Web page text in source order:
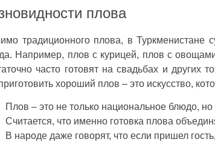
плова
традиционного плова, в Туркменистане
Например, плов с курицей, плов с
часто готовят на свадьбах и других
хороший плов – это искусство,
Плов – это не только национальное блюдо,
Считается, что именно готовка плова
В народе даже говорят, что если пришел